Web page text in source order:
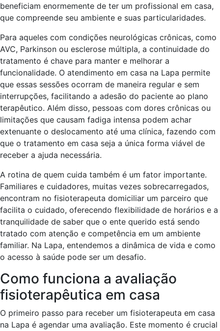
beneficiam enormemente de ter um profissional em casa,
que compreende seu ambiente e suas particularidades.
Para aqueles com condições neurológicas crônicas, como
AVC, Parkinson ou esclerose múltipla, a continuidade do
tratamento é chave para manter e melhorar a
funcionalidade. O atendimento em casa na Lapa permite
que essas sessões ocorram de maneira regular e sem
interrupções, facilitando a adesão do paciente ao plano
terapêutico. Além disso, pessoas com dores crônicas ou
limitações que causam fadiga intensa podem achar
extenuante o deslocamento até uma clínica, fazendo com
que o tratamento em casa seja a única forma viável de
receber a ajuda necessária.
A rotina de quem cuida também é um fator importante.
Familiares e cuidadores, muitas vezes sobrecarregados,
encontram no fisioterapeuta domiciliar um parceiro que
facilita o cuidado, oferecendo flexibilidade de horários e a
tranquilidade de saber que o ente querido está sendo
tratado com atenção e competência em um ambiente
familiar. Na Lapa, entendemos a dinâmica de vida e como
o acesso à saúde pode ser um desafio.
Como funciona a avaliação
fisioterapêutica em casa
O primeiro passo para receber um fisioterapeuta em casa
na Lapa é agendar uma avaliação. Este momento é crucial